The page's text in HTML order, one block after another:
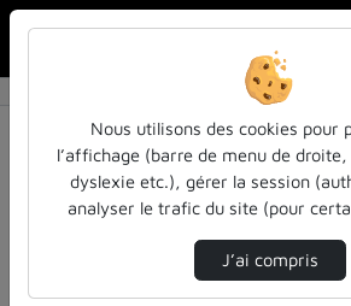
Vlog DrEAM #1.mp4
Lire
Nous utilisons des cookies pour
l’affichage (barre de menu de
dyslexie etc.), gérer la session
analyser le trafic du site (pour
J’ai compris